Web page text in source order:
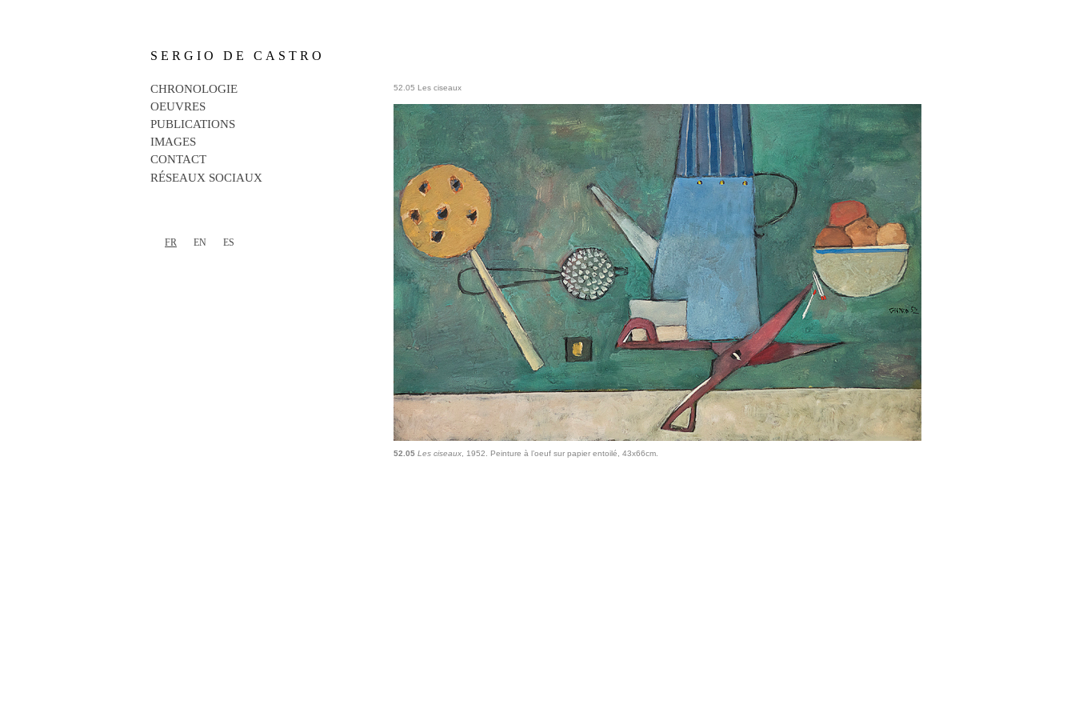
SERGIO DE CASTRO
CHRONOLOGIE
OEUVRES
PUBLICATIONS
IMAGES
CONTACT
RÉSEAUX SOCIAUX
FR EN ES
52.05 Les ciseaux
52.05 Les ciseaux , 1952. Peinture à l’oeuf sur papier entoilé, 43x66cm.